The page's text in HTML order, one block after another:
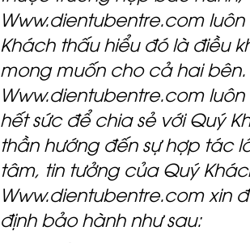
Www.dientubentre.com
Khách thấu hiểu đó là điều
mong muốn cho cả hai bên.
Www.dientubentre.com
hết sức để chia sẻ với Quý
thần hướng đến sự hợp tác
tâm, tin tưởng của Quý
Www.dientubentre.com xin
định bảo hành như sau: